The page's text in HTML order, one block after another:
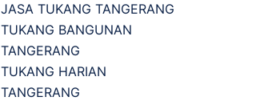
JASA TUKANG TANGERANG
TUKANG BANGUNAN
TANGERANG
TUKANG HARIAN
TANGERANG